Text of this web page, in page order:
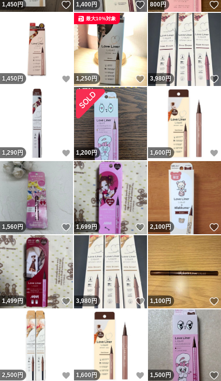
1,450円 いいね！
1,400円 いいね！
800円
1,450 円 いいね！
1,250円 いいね！
最大10%対象
3,980円
1,290 円 いいね！
1,200円 1,600 円
1,560円 いいね！
1,699円 いいね！
2,100円
1,499円 いいね！
3,980円 いいね！
1,100円
2,500 円 いいね！
1,600 円 いいね！
1,500円